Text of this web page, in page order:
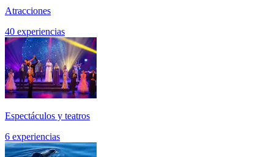
Atracciones
40 experiencias
Espectáculos y teatros
6 experiencias